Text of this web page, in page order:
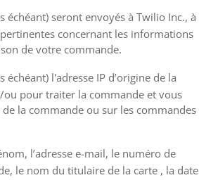
seront envoyés à Twilio Inc., à
concernant les informations
de votre commande.
l'adresse IP d’origine de la
ou pour traiter la commande et vous
la commande ou sur les commandes
l’adresse e-mail, le numéro de
le nom du titulaire de la carte , la date